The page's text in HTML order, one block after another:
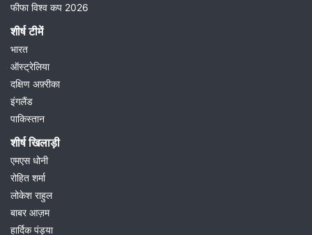
फीफा विश्व कप 2026
शीर्ष टीमें
भारत
ऑस्ट्रेलिया
दक्षिण अफ़्रीका
इंगलैंड
पाकिस्तान
शीर्ष खिलाड़ी
एमएस धोनी
रोहित शर्मा
लोकेश राहुल
बाबर आज़म
हार्दिक पंड्या